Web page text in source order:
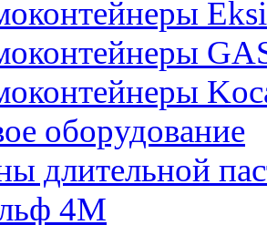
Eksi
оборудование
длительной
4М